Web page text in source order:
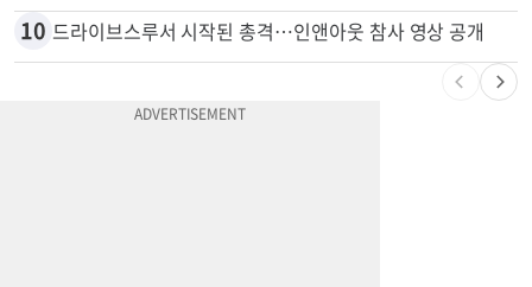
10 드라이브스루서 시작된 총격…인앤아웃 참사 영상 공개